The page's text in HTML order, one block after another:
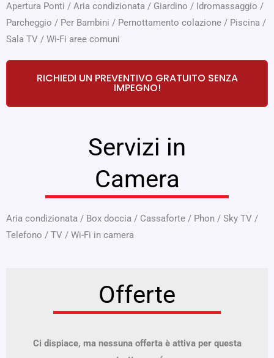
Apertura Ponti / Aria condizionata / Giardino / Idromassaggio /
Parcheggio / Per Bambini / Pernottamento colazione / Piscina /
Sala TV / Wi-Fi aree comuni
RICHIEDI UN PREVENTIVO GRATUITO SENZA
IMPEGNO!
Servizi in
Camera
Aria condizionata / Box doccia / Cassaforte / Phon / Sky TV /
Telefono / TV / Wi-Fi in camera
Offerte
Ci dispiace, ma nessuna offerta è attiva per questa